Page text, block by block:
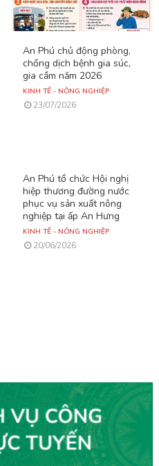
An Phú chủ động phòng,
chống dịch bệnh gia súc,
gia cầm năm 2026
KINH TẾ - NÔNG NGHIỆP
23/07/2026
An Phú tổ chức Hội nghị
hiệp thương đường nước
phục vụ sản xuất nông
nghiệp tại ấp An Hưng
KINH TẾ - NÔNG NGHIỆP
20/06/2026